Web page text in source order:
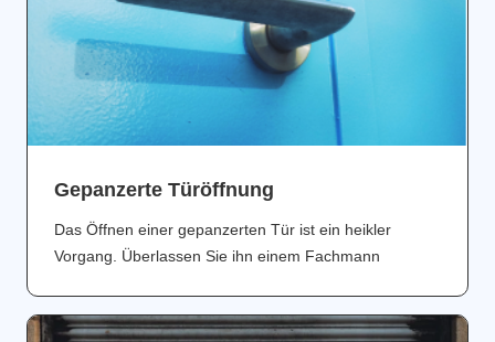
Gepanzerte Türöffnung
Das Öffnen einer gepanzerten Tür ist ein heikler
Vorgang. Überlassen Sie ihn einem Fachmann